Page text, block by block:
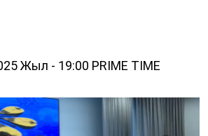
Жыл - 19:00 PRIME TIME